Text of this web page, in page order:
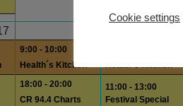
9:00 - 10:00
Health´s Kitchen
18:00 - 20:00
CR 94.4 Charts
Health´s Kitchen
11:00 - 13:00
Festival Special
Cookie settings